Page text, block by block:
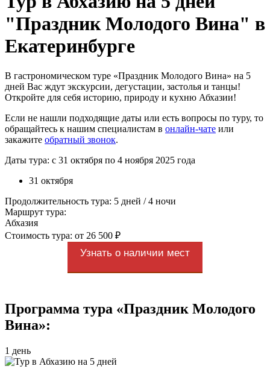
"Праздник Молодого Вина" в
Екатеринбурге
В гастрономическом туре «Праздник Молодого Вина» на 5
дней Вас ждут экскурсии, дегустации, застолья и танцы!
Откройте для себя историю, природу и кухню Абхазии!
Если не нашли подходящие даты или есть вопросы по туру, то
обращайтесь к нашим специалистам в онлайн-чате или
закажите обратный звонок.
Даты тура: с 31 октября по 4 ноября 2025 года
31 октября
Продолжительность тура: 5 дней / 4 ночи
Маршрут тура:
Абхазия
Стоимость тура: от 26 500 ₽
Узнать о наличии мест
Программа тура «Праздник Молодого
Вина»:
1 день